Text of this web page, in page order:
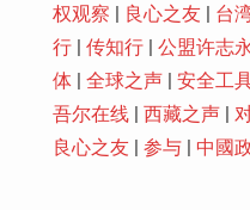
权观察 | 良心之友 | 台
行 | 传知行 | 公盟许志永
体 | 全球之声 | 安全工
吾尔在线 | 西藏之声 |
良心之友 | 参与 | 中國